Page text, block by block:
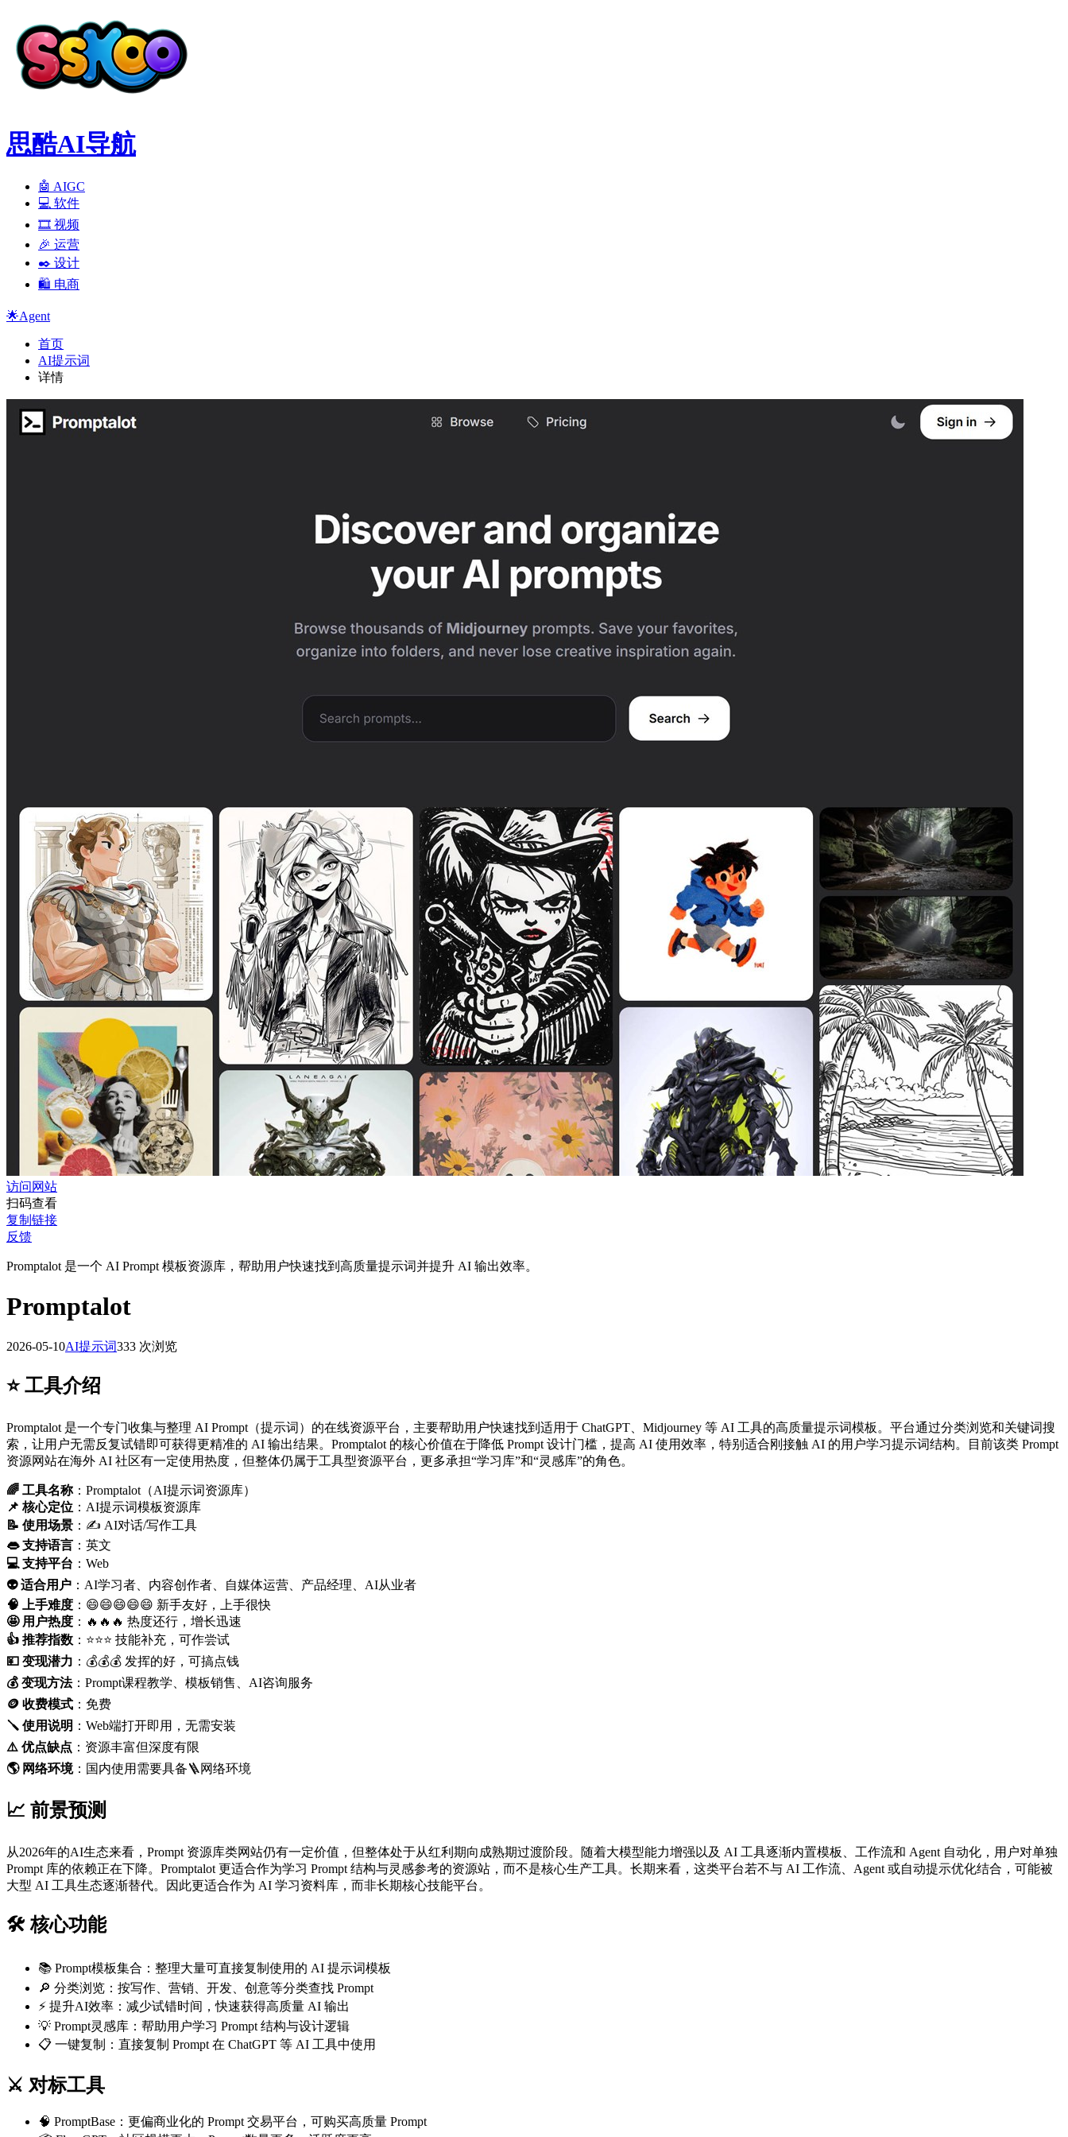
思酷AI导航
🤖 AIGC
💻️ 软件
🎞️ 视频
🎉 运营
✒️ 设计
🛍️ 电商
🌟Agent
首页
AI提示词
详情
访问网站
扫码查看
复制链接
反馈
Promptalot 是一个 AI Prompt 模板资源库，帮助用户快速找到高质量提示词并提升 AI 输出效率。
Promptalot
2026-05-10AI提示词333 次浏览
⭐️ 工具介绍
Promptalot 是一个专门收集与整理 AI Prompt（提示词）的在线资源平台，主要帮助用户快速找到适用于 ChatGPT、Midjourney 等 AI 工具的高质量提示词模板。平台通过分类浏览和关键词搜
索，让用户无需反复试错即可获得更精准的 AI 输出结果。Promptalot 的核心价值在于降低 Prompt 设计门槛，提高 AI 使用效率，特别适合刚接触 AI 的用户学习提示词结构。目前该类 Prompt
资源网站在海外 AI 社区有一定使用热度，但整体仍属于工具型资源平台，更多承担“学习库”和“灵感库”的角色。
🌈 工具名称：Promptalot（AI提示词资源库）
📌 核心定位 ：AI提示词模板资源库
📝 使用场景 ：✍️ AI对话/写作工具
👄 支持语言 ：英文
💻 支持平台 ：Web
👽 适合用户 ：AI学习者、内容创作者、自媒体运营、产品经理、AI从业者
🧠 上手难度 ：😄😄😄😄😄 新手友好，上手很快
🤩 用户热度 ：🔥🔥🔥 热度还行，增长迅速
👍 推荐指数 ：⭐⭐⭐ 技能补充，可作尝试
💴 变现潜力 ：💰💰💰 发挥的好，可搞点钱
💰 变现方法：Prompt课程教学、模板销售、AI咨询服务
🪙 收费模式 ：免费
🪛 使用说明 ：Web端打开即用，无需安装
⚠️ 优点缺点 ：资源丰富但深度有限
🌎️ 网络环境：国内使用需要具备🪜网络环境
📈 前景预测
从2026年的AI生态来看，Prompt 资源库类网站仍有一定价值，但整体处于从红利期向成熟期过渡阶段。随着大模型能力增强以及 AI 工具逐渐内置模板、工作流和 Agent 自动化，用户对单独
Prompt 库的依赖正在下降。Promptalot 更适合作为学习 Prompt 结构与灵感参考的资源站，而不是核心生产工具。长期来看，这类平台若不与 AI 工作流、Agent 或自动提示优化结合，可能被
大型 AI 工具生态逐渐替代。因此更适合作为 AI 学习资料库，而非长期核心技能平台。
🛠️ 核心功能
📚 Prompt模板集合：整理大量可直接复制使用的 AI 提示词模板
🔎 分类浏览：按写作、营销、开发、创意等分类查找 Prompt
⚡ 提升AI效率：减少试错时间，快速获得高质量 AI 输出
💡 Prompt灵感库：帮助用户学习 Prompt 结构与设计逻辑
📋 一键复制：直接复制 Prompt 在 ChatGPT 等 AI 工具中使用
⚔️ 对标工具
🧠 PromptBase：更偏商业化的 Prompt 交易平台，可购买高质量 Prompt